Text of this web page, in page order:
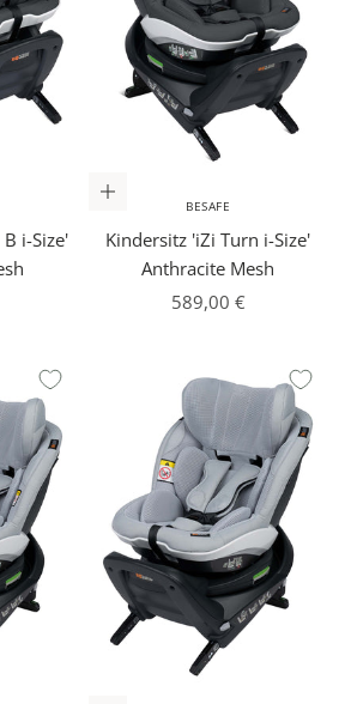
i-Size'
In den Warenkorb
BESAFE
Kindersitz 'iZi Turn i-Size'
Anthracite Mesh
Angebot
589,00 €